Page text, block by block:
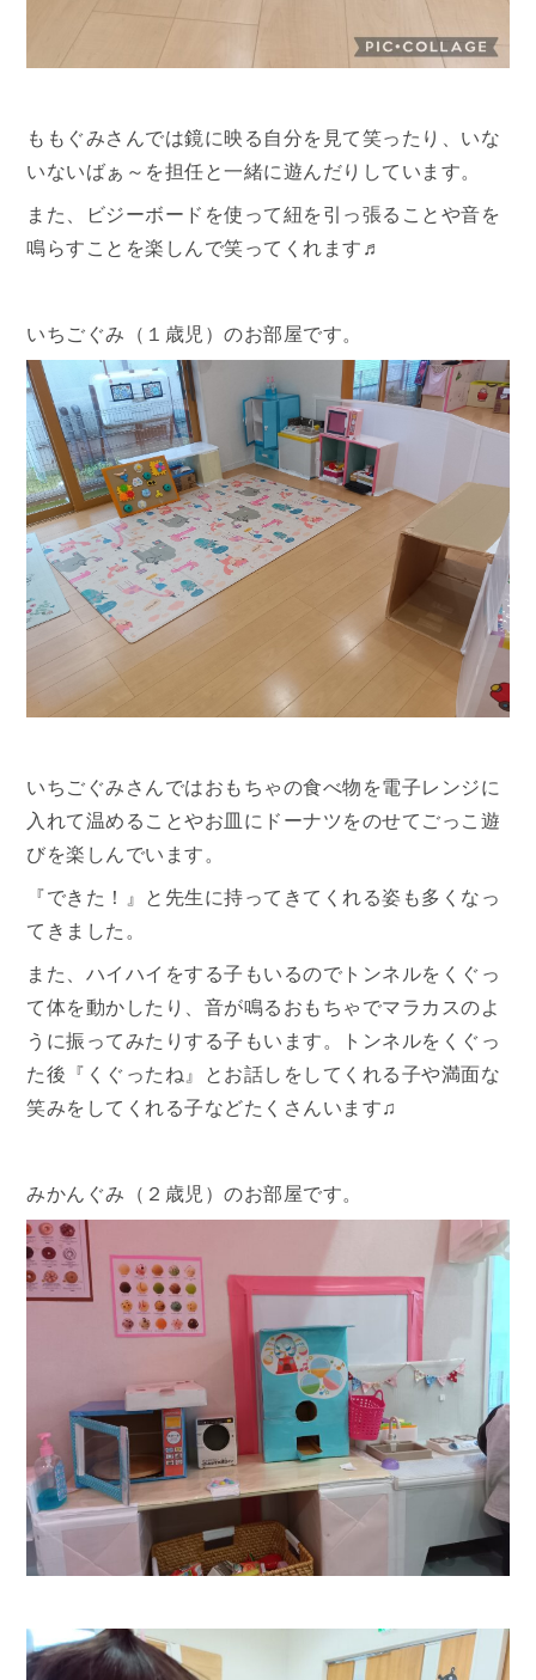
ももぐみさんでは鏡に映る自分を見て笑ったり、いな
いないばぁ～を担任と一緒に遊んだりしています。
また、ビジーボードを使って紐を引っ張ることや音を
鳴らすことを楽しんで笑ってくれます♬
いちごぐみ（１歳児）のお部屋です。
いちごぐみさんではおもちゃの食べ物を電子レンジに
入れて温めることやお皿にドーナツをのせてごっこ遊
びを楽しんでいます。
『できた！』と先生に持ってきてくれる姿も多くなっ
てきました。
また、ハイハイをする子もいるのでトンネルをくぐっ
て体を動かしたり、音が鳴るおもちゃでマラカスのよ
うに振ってみたりする子もいます。トンネルをくぐっ
た後『くぐったね』とお話しをしてくれる子や満面な
笑みをしてくれる子などたくさんいます♫
みかんぐみ（２歳児）のお部屋です。